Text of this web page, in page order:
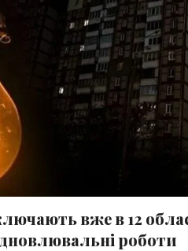
вже в 12
роботи